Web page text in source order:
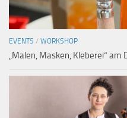
EVENTS / WORKSHOP
„Malen, Masken, Kleberei“ am